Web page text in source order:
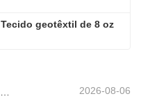
Tecido geotêxtil de 8 oz
2026-08-06